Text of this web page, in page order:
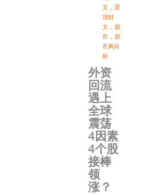
文 ， 置
顶好
文 ， 股
市 ， 股
市风向
标
外资
回流
遇上
全球
震荡
4因素
4个股
接棒
领
涨？